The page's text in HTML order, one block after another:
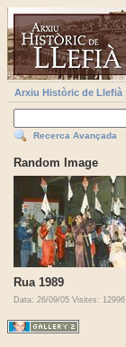
Arxiu Històric de Llefià
Recerca Avançada
Random Image
Rua 1989
Data: 26/09/05 Visites: 12996